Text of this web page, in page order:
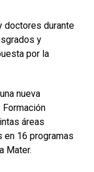
doctores durante
y
por la
nueva
áreas
16 programas
Mater.